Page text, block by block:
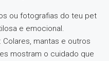
ou fotografias do teu pet
e emocional.
: Colares, mantas e outros
mostram o cuidado que